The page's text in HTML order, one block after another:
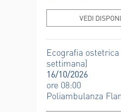
VEDI
Ecografia ostetrica
settimana)
16/10/2026
ore 08:00
Poliambulanza